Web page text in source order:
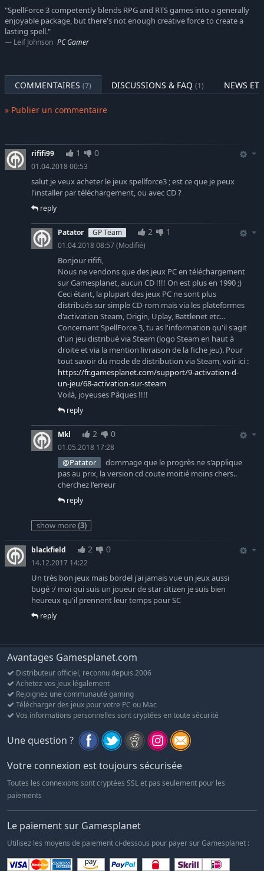
Vivez un récit épique :triomphez d’une campagne
intégralement doublée, offrant plus de 30 heures de jeu –
seul ou avec des amis, grâce au mode coopératif. Affrontez
Mode multijoueur :découvrez une puissante composante
multijoueur proposant différents modes de jeu. Affrontez
d’autres joueurs dans les modes PvP et Domination ou jouez
en mode coopératif, au sein d’une même faction ou avec des
Reforced Edition Features:
Expérience de campagne améliorée
Mécanismes RTS améliorés et modèles de factions RTS
(humains, orques et elfes) retravaillés, inaugurés dans les
extensions Fallen God et Soul Harvest
Arborescences de compétences mises à jour avec les
nouveaux mécanismes de sorts introduits dans les
extensions
Déroulement amélioré des quêtes
Répartition améliorée du butin, pour une progression
plus fluide
Fabrication retravaillée
Rééquilibrage de l’IA en mode RTS
Refonte complète du portail, afin de minimiser les temps
Purge complète des problèmes de logique de
campagne/de quêtes
Mode coopératif amélioré
Amélioration visuelle et fonctionnelle de l’interface
utilisateur dans les extensions
Prise en charge complète de la manette pour les contrôles et
l’interface utilisateur
Nouvelle carte pour le mode Escarmouche, “Canyon de
l’amertume”, campée dans un environnement montagneux
Mode Voyage : mode de jeu supplémentaire, similaire au
heures de contenu unique et une valeur de rejouabilité
élevée. Jouable en mode coopératif !
Mode Voyage - Escarmouche : disputez des parties PvP en
mode Escarmouche contre d’autres joueurs avec vos héros
du mode Voyage
Mode Arène : mode de jeu infini supplémentaire, dans
lequel vous commencez avec un nouveau personnage,
affrontez des vagues de monstres et achetez du butin et des
Prise en charge améliorée des mods pour les nouveaux
modes Voyage et Arène. Créez vos propres cartes pour les
modes Voyage ou Arène et partagez-les avec la
communauté.
"SpellForce 3 competently blends RPG and RTS games into a generally
enjoyable package, but there's not enough creative force to create a
lasting spell."
Leif Johnson PC Gamer
COMMENTAIRES (7) DISCUSSIONS & FAQ (1) NEWS ET
» Publier un commentaire
rififi99 1 0
01.04.2018 00:53
salut je veux acheter le jeux spellforce3 ; est ce que je peux
l'installer par téléchargement, ou avec CD ?
reply
Patator GP Team 2 1
01.04.2018 08:57 (Modifié)
Bonjour rififi,
Nous ne vendons que des jeux PC en téléchargement
sur Gamesplanet, aucun CD !!!! On est plus en 1990 ;)
Ceci étant, la plupart des jeux PC ne sont plus
distribués sur simple CD-rom mais via les plateformes
d'activation Steam, Origin, Uplay, Battlenet etc...
Concernant SpellForce 3, tu as l'information qu'il s'agit
d'un jeu distribué via Steam (logo Steam en haut à
droite et via la mention livraison de la fiche jeu). Pour
tout savoir du mode de distribution via Steam, voir ici :
https://fr.gamesplanet.com/support/9-activation-d-
un-jeu/68-activation-sur-steam
Voilà, joyeuses Pâques !!!!
reply
Mkl 2 0
01.05.2018 17:28
@Patator
dommage que le progrès ne s'applique
pas au prix, la version cd coute moitié moins chers..
cherchez l'erreur
reply
show more(3)
blackfield 2 0
14.12.2017 14:22
Un très bon jeux mais bordel j'ai jamais vue un jeux aussi
bugé :/ moi qui suis un joueur de star citizen je suis bien
heureux qu'il prennent leur temps pour SC
reply
Avantages Gamesplanet.com
Distributeur officiel, reconnu depuis 2006
Achetez vos jeux légalement
Rejoignez une communauté gaming
Télécharger des jeux pour votre PC ou Mac
Vos informations personnelles sont cryptées en toute sécurité
Une question ?
Votre connexion est toujours sécurisée
Toutes les connexions sont cryptées SSL et pas seulement pour les
paiements
Le paiement sur Gamesplanet
Utilisez les moyens de paiement ci-dessous pour payer sur Gamesplanet :